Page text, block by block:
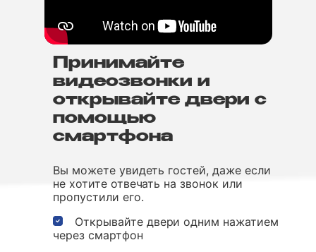
Принимайте
видеозвонки и
открывайте двери с
помощью
смартфона
Вы можете увидеть гостей, даже если
не хотите отвечать на звонок или
пропустили его.
Открывайте двери одним нажатием
через смартфон